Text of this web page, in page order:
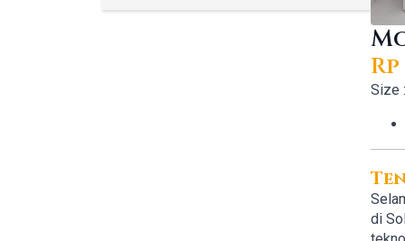
Rp
Rp
is:
Rp
Size :
di